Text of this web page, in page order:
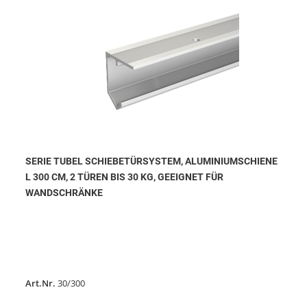
SERIE TUBEL SCHIEBETÜRSYSTEM, ALUMINIUMSCHIENE
L 300 CM, 2 TÜREN BIS 30 KG, GEEIGNET FÜR
WANDSCHRÄNKE
Art.Nr. 30/300